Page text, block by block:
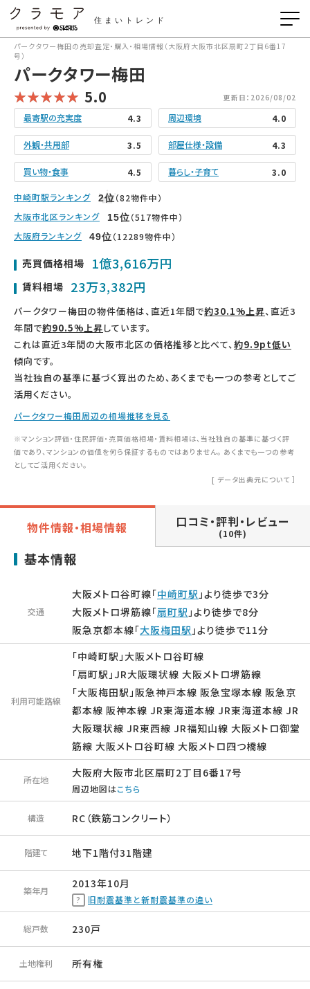
住まいトレンド
パークタワー梅田の売却査定・購入・相場情報（大阪府大阪市北区扇町2丁目6番17
号）
パークタワー梅田
5.0 更新日：2026/08/02
最寄駅の充実度 4.3 周辺環境 4.0
外観・共用部 3.5 部屋仕様・設備 4.3
買い物・食事 4.5 暮らし・子育て 3.0
中崎町駅ランキング 2位（82物件中）
大阪市北区ランキング
15位（517物件中）
大阪府ランキング
49位（12289物件中）
売買価格相場 1億3,616万円
賃料相場 23万3,382円
パークタワー梅田の物件価格は、直近1年間で約30.1%上昇、直近3
年間で約90.5%上昇しています。
これは直近3年間の大阪市北区の価格推移と比べて、約9.9pt低い
傾向です。
当社独自の基準に基づく算出のため、あくまでも一つの参考としてご
活用ください。
パークタワー梅田周辺の相場推移を見る
※マンション評価・住民評価・売買価格相場・賃料相場は、当社独自の基準に基づく評
価であり、マンションの価値を何ら保証するものではありません。 あくまでも一つの参考
としてご活用ください。
[ データ出典元について ］
物件情報・相場情報 口コミ・評判・レビュー
(10件)
基本情報
交通
大阪メトロ谷町線「中崎町駅」より徒歩で3分
大阪メトロ堺筋線「扇町駅」より徒歩で8分
阪急京都本線「大阪梅田駅」より徒歩で11分
利用可能路線
「中崎町駅」大阪メトロ谷町線
「扇町駅」JR大阪環状線 大阪メトロ堺筋線
「大阪梅田駅」阪急神戸本線 阪急宝塚本線 阪急京
都本線 阪神本線 JR東海道本線 JR東海道本線 JR
大阪環状線 JR東西線 JR福知山線 大阪メトロ御堂
筋線 大阪メトロ谷町線 大阪メトロ四つ橋線
所在地
大阪府大阪市北区扇町2丁目6番17号
周辺地図はこちら
構造 RC（鉄筋コンクリート）
階建て 地下1階付31階建
築年月
2013年10月
旧耐震基準と新耐震基準の違い
総戸数 230戸
土地権利 所有権